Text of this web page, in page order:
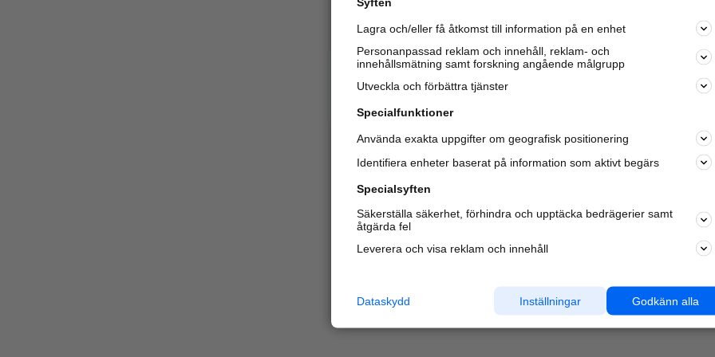
Varje vecka besöker du och 4 miljonerandra härliga
oss för att hitta rätt lokal information om företag,
Lagra och/eller få åtkomst till information på en enhet
Personanpassad reklam och innehåll, reklam- och
innehållsmätning samt forskning angående målgrupp
Utveckla och förbättra tjänster
Specialfunktioner
Använda exakta uppgifter om geografisk positionering
Identifiera enheter baserat på information som aktivt begärs
Specialsyften
Säkerställa säkerhet, förhindra och upptäcka bedrägerier samt
åtgärda fel
Leverera och visa reklam och innehåll
Godkänn alla
Inställningar
Dataskydd